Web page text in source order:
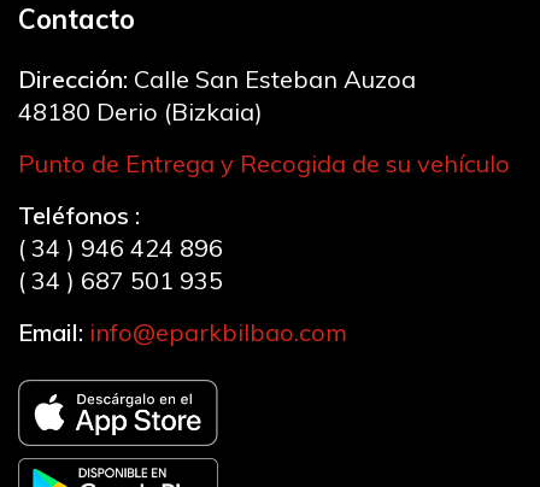
Contacto
Dirección: Calle San Esteban Auzoa
48180 Derio (Bizkaia)
Punto de Entrega y Recogida de su vehículo
Teléfonos :
( 34 ) 946 424 896
( 34 ) 687 501 935
Email: info@eparkbilbao.com